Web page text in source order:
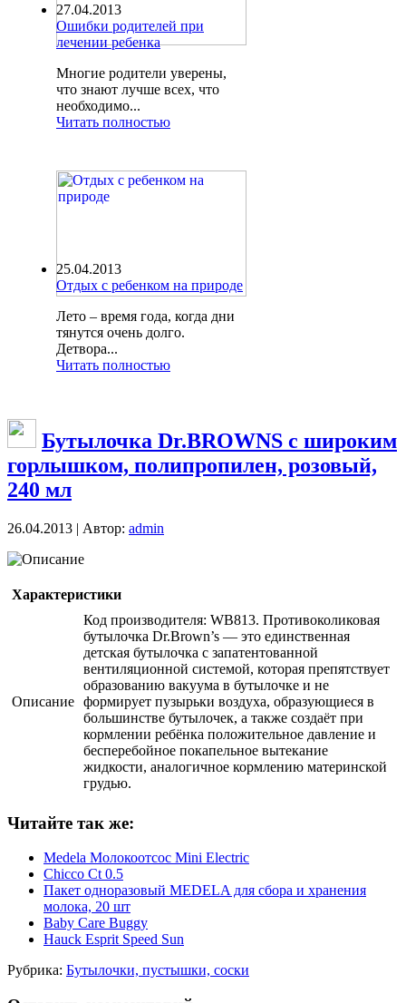
27.04.2013
Ошибки родителей при
лечении ребенка
Многие родители уверены,
что знают лучше всех, что
необходимо...
Читать полностью
25.04.2013
Отдых с ребенком на природе
Лето – время года, когда дни
тянутся очень долго.
Детвора...
Читать полностью
Бутылочка Dr.BROWNS с широким
горлышком, полипропилен, розовый,
240 мл
26.04.2013 | Автор: admin
Описание
Характеристики
Описание
Код производителя: WB813. Противоколиковая
бутылочка Dr.Brown’s — это единственная
детская бутылочка с запатентованной
вентиляционной системой, которая препятствует
образованию вакуума в бутылочке и не
формирует пузырьки воздуха, образующиеся в
большинстве бутылочек, а также создаёт при
кормлении ребёнка положительное давление и
бесперебойное покапельное вытекание
жидкости, аналогичное кормлению материнской
грудью.
Читайте так же:
Medela Молокоотсос Mini Electric
Chicco Ct 0.5
Пакет одноразовый MEDELA для сбора и хранения
молока, 20 шт
Baby Care Buggy
Hauck Esprit Speed Sun
Рубрика: Бутылочки, пустышки, соски